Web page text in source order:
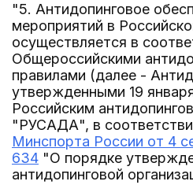
"5. Антидопинговое
мероприятий в
осуществляется в
Общероссийскими
правилами (далее -
утвержденными 19
Российским
"РУСАДА", в
Минспорта России от 4
634 "О порядке
антидопинговой